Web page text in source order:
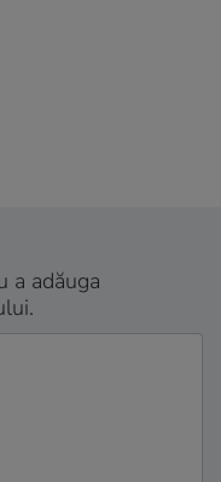
a adăuga